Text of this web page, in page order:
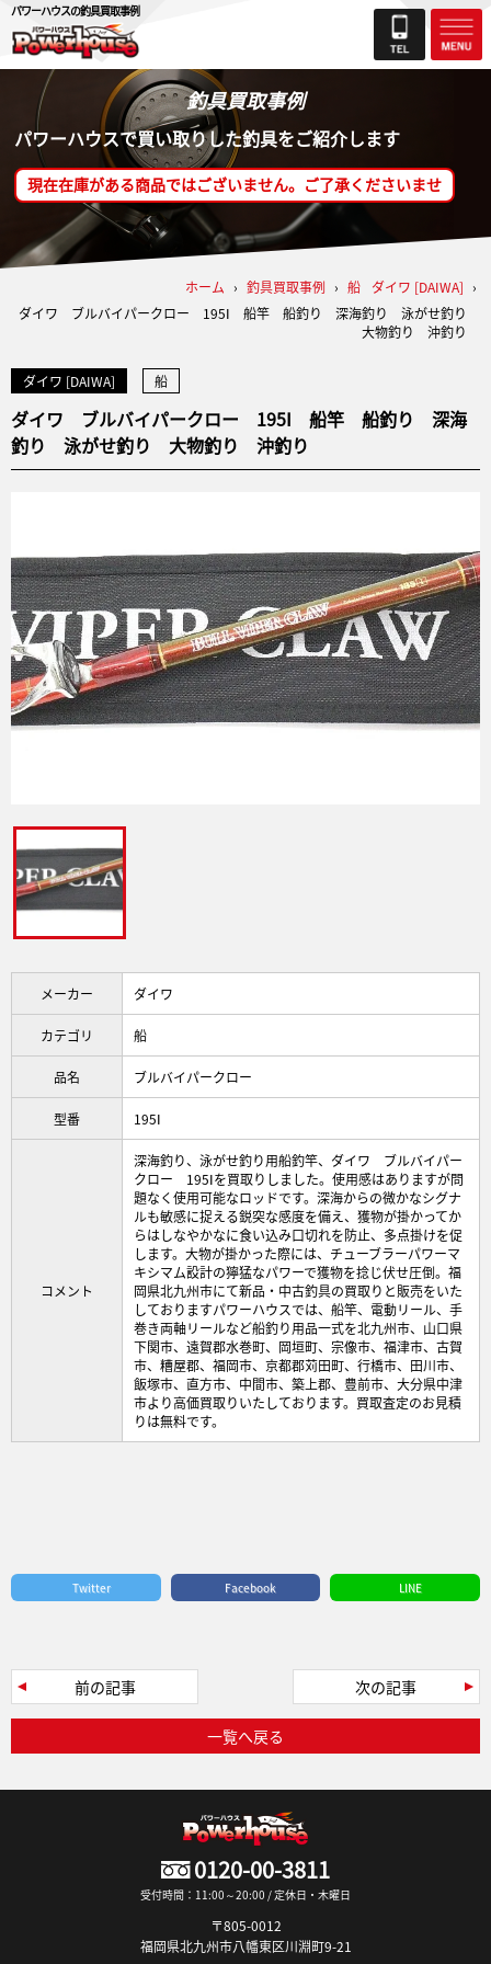
パワーハウスの釣具買取事例
釣具買取事例
パワーハウスで買い取りした釣具をご紹介します
現在在庫がある商品ではございません。ご了承くださいませ
ホーム › 釣具買取事例 › 船 ダイワ [DAIWA] ›
ダイワ ブルバイパークロー 195Ⅰ 船竿 船釣り 深海釣り 泳がせ釣り
大物釣り 沖釣り
ダイワ [DAIWA] 船
ダイワ ブルバイパークロー 195Ⅰ 船竿 船釣り 深海
釣り 泳がせ釣り 大物釣り 沖釣り
メーカー ダイワ
カテゴリ 船
品名 ブルバイパークロー
型番 195Ⅰ
コメント
深海釣り、泳がせ釣り用船釣竿、ダイワ ブルバイパー
クロー 195Ⅰを買取りしました。使用感はありますが問
題なく使用可能なロッドです。深海からの微かなシグナ
ルも敏感に捉える鋭突な感度を備え、獲物が掛かってか
らはしなやかなに食い込み口切れを防止、多点掛けを促
します。大物が掛かった際には、チューブラーパワーマ
キシマム設計の獰猛なパワーで獲物を捻じ伏せ圧倒。福
岡県北九州市にて新品・中古釣具の買取りと販売をいた
しておりますパワーハウスでは、船竿、電動リール、手
巻き両軸リールなど船釣り用品一式を北九州市、山口県
下関市、遠賀郡水巻町、岡垣町、宗像市、福津市、古賀
市、糟屋郡、福岡市、京都郡苅田町、行橋市、田川市、
飯塚市、直方市、中間市、築上郡、豊前市、大分県中津
市より高価買取りいたしております。買取査定のお見積
りは無料です。
Twitter Facebook LINE
前の記事
一覧へ戻る
次の記事
0120-00-3811
受付時間：11:00～20:00 / 定休日・木曜日
〒805-0012
福岡県北九州市八幡東区川淵町9-21